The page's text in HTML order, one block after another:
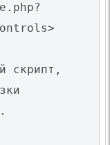
скрипт,